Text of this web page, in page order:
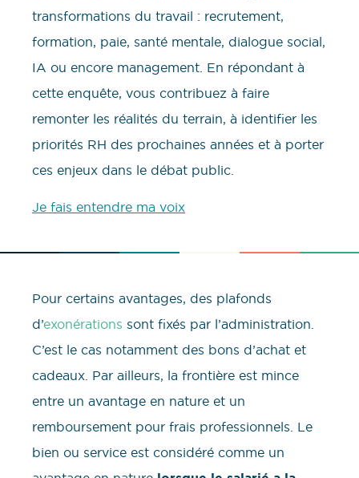
transformations du travail : recrutement,
formation, paie, santé mentale, dialogue social,
IA ou encore management. En répondant à
cette enquête, vous contribuez à faire
remonter les réalités du terrain, à identifier les
priorités RH des prochaines années et à porter
ces enjeux dans le débat public.
Je fais entendre ma voix
Pour certains avantages, des plafonds
d’exonérations sont fixés par l’administration.
C’est le cas notamment des bons d’achat et
cadeaux. Par ailleurs, la frontière est mince
entre un avantage en nature et un
remboursement pour frais professionnels. Le
bien ou service est considéré comme un